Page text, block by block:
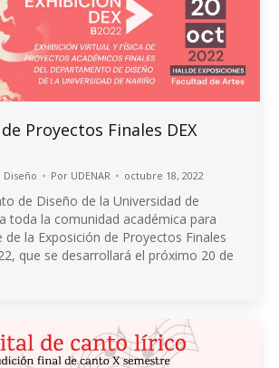
Proyectos Finales DEX
Por UDENAR octubre 18, 2022
de Diseño de la Universidad de
toda la comunidad académica para
de la Exposición de Proyectos Finales
que se desarrollará el próximo 20 de